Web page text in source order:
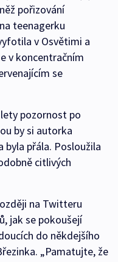
pořizování
teenagerku
v Osvětimi a
v koncentračním
se
pozornost po
by si autorka
byla přála. Posloužila
citlivých
na Twitteru
jak se pokoušejí
do někdejšího
„Pamatujte, že